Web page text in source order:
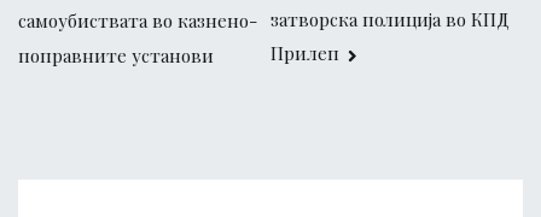
самоубиствата во казнено-
поправните установи
затворска полиција во КПД
Прилеп